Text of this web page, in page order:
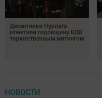
Десантники Нурлата
отметили годовщину ВДВ
торжественным митингом
НОВОСТИ